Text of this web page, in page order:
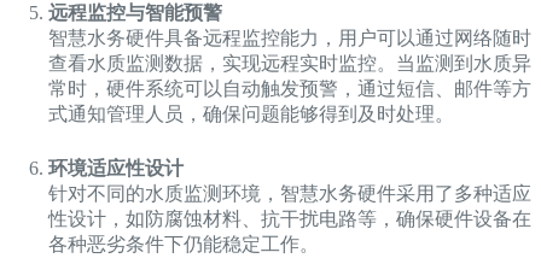
远程监控与智能预警
智慧水务硬件具备远程监控能力，用户可以通过网络随时
查看水质监测数据，实现远程实时监控。当监测到水质异
常时，硬件系统可以自动触发预警，通过短信、邮件等方
式通知管理人员，确保问题能够得到及时处理。
环境适应性设计
针对不同的水质监测环境，智慧水务硬件采用了多种适应
性设计，如防腐蚀材料、抗干扰电路等，确保硬件设备在
各种恶劣条件下仍能稳定工作。